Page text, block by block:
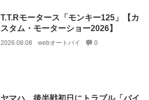
T.T.Rモータース「モンキー125」【カ
スタム・モーターショー2026】
2026.08.08 webオートバイ 0
ヤマハ、後半戦初日にトラブル「バイ